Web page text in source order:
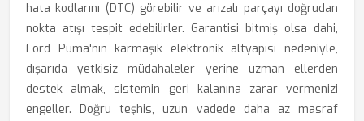
hata kodlarını (DTC) görebilir ve arızalı parçayı doğrudan
nokta atışı tespit edebilirler. Garantisi bitmiş olsa dahi,
Ford Puma'nın karmaşık elektronik altyapısı nedeniyle,
dışarıda yetkisiz müdahaleler yerine uzman ellerden
destek almak, sistemin geri kalanına zarar vermenizi
engeller. Doğru teşhis, uzun vadede daha az masraf